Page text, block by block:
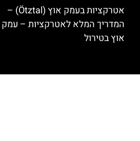
אטרקציות בעמק אוץ (Ötztal) –
המדריך המלא לאטרקציות – עמק
אוץ בטירול